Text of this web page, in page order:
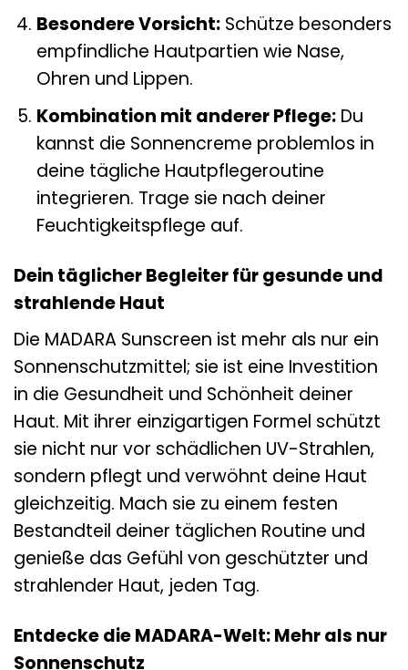
Besondere Vorsicht:Schütze besonders
empfindliche Hautpartien wie Nase,
Ohren und Lippen.
Kombination mit anderer Pflege:Du
kannst die Sonnencreme problemlos in
deine tägliche Hautpflegeroutine
integrieren. Trage sie nach deiner
Feuchtigkeitspflege auf.
Dein täglicher Begleiter für gesunde und
strahlende Haut
Die MADARA Sunscreen ist mehr als nur ein
Sonnenschutzmittel; sie ist eine Investition
in die Gesundheit und Schönheit deiner
Haut. Mit ihrer einzigartigen Formel schützt
sie nicht nur vor schädlichen UV-Strahlen,
sondern pflegt und verwöhnt deine Haut
gleichzeitig. Mach sie zu einem festen
Bestandteil deiner täglichen Routine und
genieße das Gefühl von geschützter und
strahlender Haut, jeden Tag.
Entdecke die MADARA-Welt: Mehr als nur
Sonnenschutz